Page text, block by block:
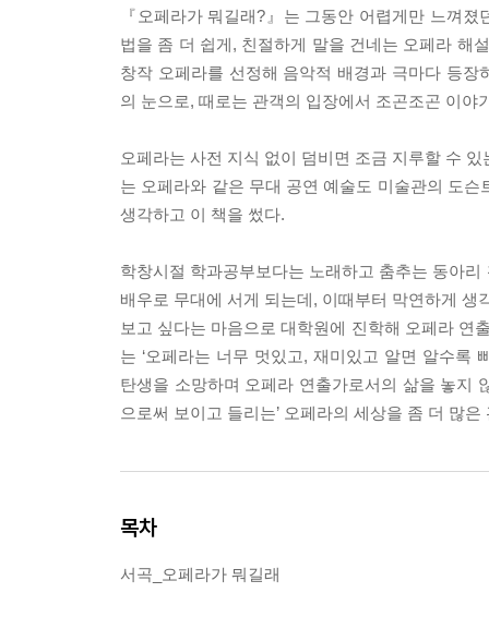
『오페라가 뭐길래?』는 그동안 어렵게만 느껴
법을 좀 더 쉽게, 친절하게 말을 건네는 오페라 해
창작 오페라를 선정해 음악적 배경과 극마다 등
의 눈으로, 때로는 관객의 입장에서 조곤조곤 이야
오페라는 사전 지식 없이 덤비면 조금 지루할 수
는 오페라와 같은 무대 공연 예술도 미술관의 도
생각하고 이 책을 썼다.
학창시절 학과공부보다는 노래하고 춤추는 동아
배우로 무대에 서게 되는데, 이때부터 막연하게 생
보고 싶다는 마음으로 대학원에 진학해 오페라 연
는 ‘오페라는 너무 멋있고, 재미있고 알면 알수록
탄생을 소망하며 오페라 연출가로서의 삶을 놓지
으로써 보이고 들리는’ 오페라의 세상을 좀 더 많
목차
서곡_오페라가 뭐길래